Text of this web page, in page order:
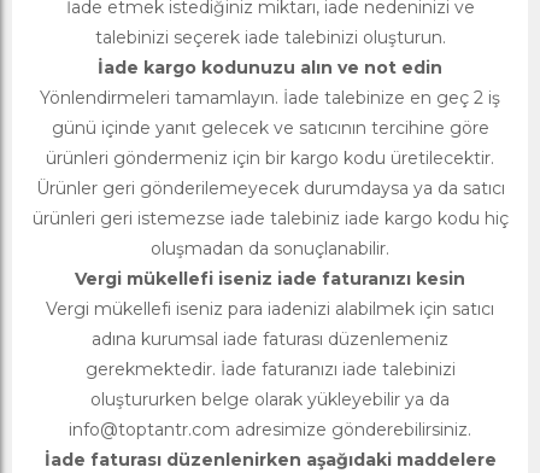
İade etmek istediğiniz miktarı, iade nedeninizi ve
talebinizi seçerek iade talebinizi oluşturun.
İade kargo kodunuzu alın ve not edin
Yönlendirmeleri tamamlayın. İade talebinize en geç 2 iş
günü içinde yanıt gelecek ve satıcının tercihine göre
ürünleri göndermeniz için bir kargo kodu üretilecektir.
Ürünler geri gönderilemeyecek durumdaysa ya da satıcı
ürünleri geri istemezse iade talebiniz iade kargo kodu hiç
oluşmadan da sonuçlanabilir.
Vergi mükellefi iseniz iade faturanızı kesin
Vergi mükellefi iseniz para iadenizi alabilmek için satıcı
adına kurumsal iade faturası düzenlemeniz
gerekmektedir. İade faturanızı iade talebinizi
oluştururken belge olarak yükleyebilir ya da
info@toptantr.com adresimize gönderebilirsiniz.
İade faturası düzenlenirken aşağıdaki maddelere